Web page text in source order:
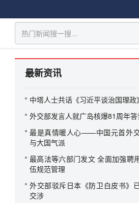
最新资讯
中塔人士共话《习近平谈治国理政
外交部发言人就广岛核爆81周年
最是真情暖人心——中国元首外
与大国气派
最高法等六部门发文 全面加强聘
伍规范管理
外交部驳斥日本《防卫白皮书》
交涉